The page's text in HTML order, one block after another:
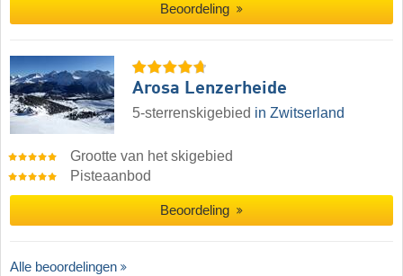
Beoordeling
Arosa Lenzerheide
5-sterrenskigebied in Zwitserland
Grootte van het skigebied
Pisteaanbod
Beoordeling
Alle beoordelingen